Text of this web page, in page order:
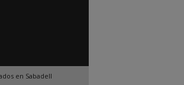
en Sabadell